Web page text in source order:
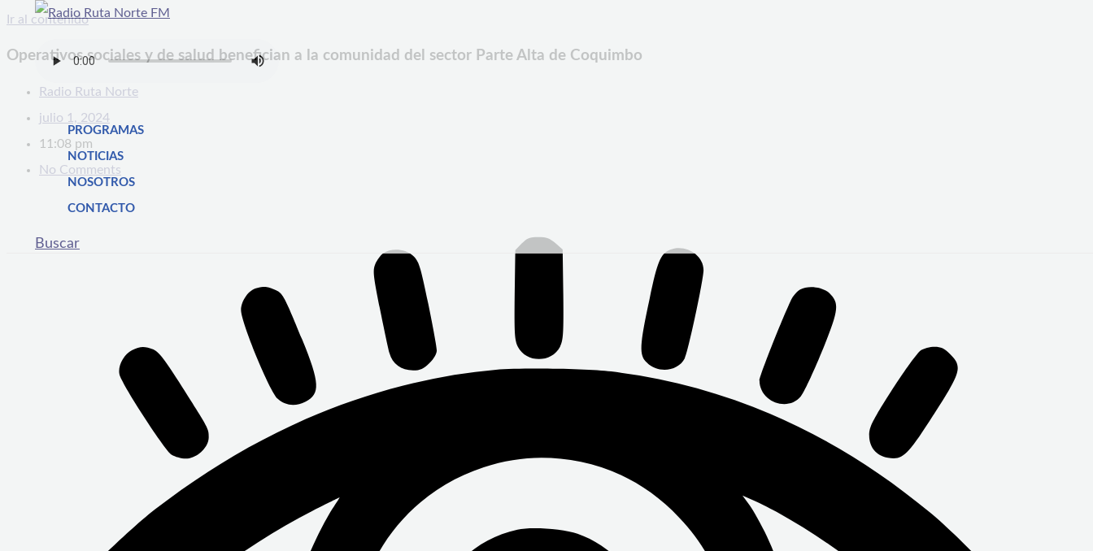
Ir al contenido
PROGRAMAS
NOTICIAS
NOSOTROS
CONTACTO
Buscar
Operativos sociales y de salud benefician a la comunidad del sector Parte Alta de Coquimbo
Radio Ruta Norte
julio 1, 2024
11:08 pm
No Comments